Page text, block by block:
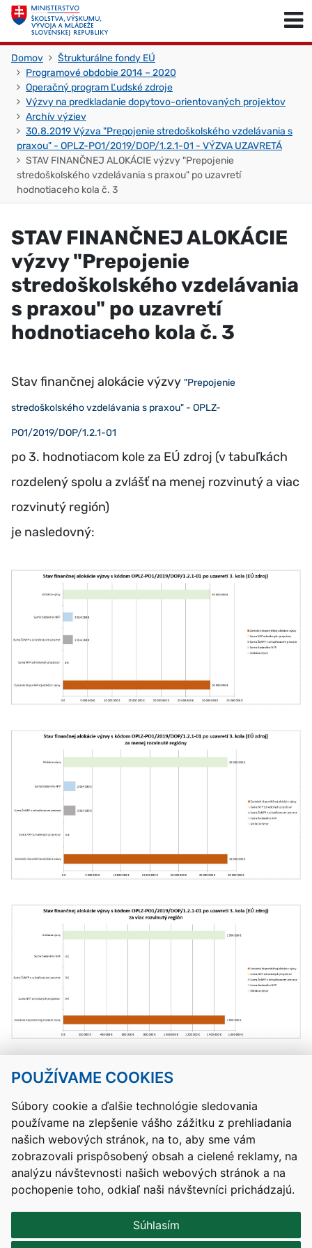
POUŽÍVAME COOKIES
Súbory cookie a ďalšie technológie sledovania
používame na zlepšenie vášho zážitku z prehliadania
našich webových stránok, na to, aby sme vám
zobrazovali prispôsobený obsah a cielené reklamy, na
analýzu návštevnosti našich webových stránok a na
pochopenie toho, odkiaľ naši návštevníci prichádzajú.
Súhlasím
Skočiť na obsah
Domov
Štrukturálne fondy EÚ
Programové obdobie 2014 – 2020
Operačný program Ľudské zdroje
Výzvy na predkladanie dopytovo-orientovaných projektov
Archív výziev
30.8.2019 Výzva "Prepojenie stredoškolského vzdelávania s
praxou" - OPLZ-PO1/2019/DOP/1.2.1-01 - VÝZVA UZAVRETÁ
STAV FINANČNEJ ALOKÁCIE výzvy "Prepojenie
stredoškolského vzdelávania s praxou" po uzavretí
hodnotiaceho kola č. 3
STAV FINANČNEJ ALOKÁCIE
výzvy "Prepojenie
stredoškolského vzdelávania
s praxou" po uzavretí
hodnotiaceho kola č. 3
Stav finančnej alokácie výzvy "Prepojenie
stredoškolského vzdelávania s praxou" - OPLZ-
PO1/2019/DOP/1.2.1-01
po 3. hodnotiacom kole za EÚ zdroj (v tabuľkách
rozdelený spolu a zvlášť na menej rozvinutý a viac
rozvinutý región)
je nasledovný:
Skočiť na začiatok stránky
Kontakty Mapa stránky RSS
Vyhlásenie o prístupnosti
Nastavenia cookies
Prevádzkovateľom služby je Ministerstvo školstva, výskumu,
vývoja a mládeže Slovenskej republiky.